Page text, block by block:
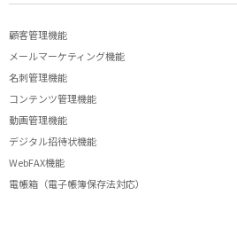
顧客管理機能
メールマーケティング機能
名刺管理機能
コンテンツ管理機能
動画管理機能
デジタル招待状機能
WebFAX機能
電帳箱（電子帳簿保存法対応）